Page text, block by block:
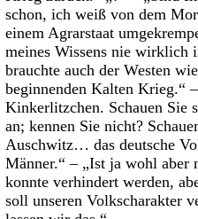
schon, ich weiß von dem
einem Agrarstaat
meines Wissens nie wirklich
brauchte auch der Westen
beginnenden Kalten Krieg.“
Kinkerlitzchen. Schauen Sie
an; kennen Sie nicht?
Auschwitz… das deutsche
Männer.“ – „Ist ja wohl aber
konnte verhindert werden,
soll unseren Volkscharakter